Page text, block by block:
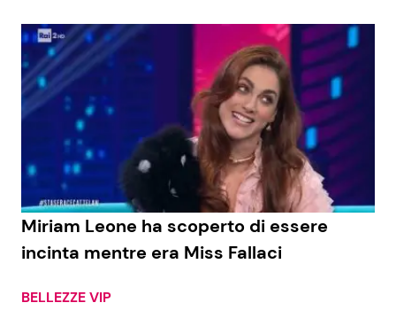
Miriam Leone ha scoperto di essere
incinta mentre era Miss Fallaci
BELLEZZE VIP